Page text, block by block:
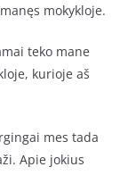
mokykloje.
teko mane
kurioje aš
mes tada
Apie jokius